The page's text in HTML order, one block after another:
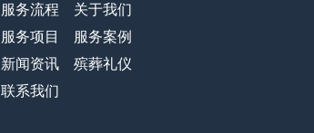
服务流程
关于我们
服务项目
服务案例
新闻资讯
殡葬礼仪
联系我们